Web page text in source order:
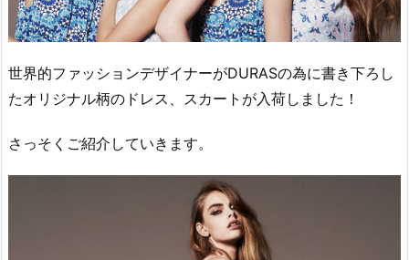
世界的ファッションデザイナーがDURASの為に書き下ろし
たオリジナル柄のドレス、スカートが入荷しました！
さっそくご紹介していきます。